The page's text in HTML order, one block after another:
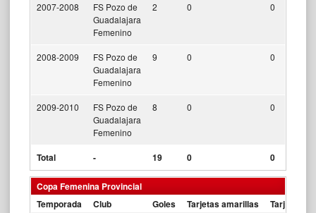
2007-2008
FS Pozo de
Guadalajara
Femenino
2 0 0
2008-2009
FS Pozo de
Guadalajara
Femenino
9 0 0
2009-2010
FS Pozo de
Guadalajara
Femenino
8 0 0
Total - 19 0 0
Copa Femenina Provincial
Temporada
Club Goles Tarjetas amarillas Tarjetas